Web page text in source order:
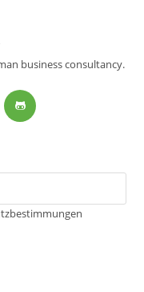
business consultancy.